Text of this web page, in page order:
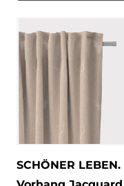
SCHÖNER LEBEN.